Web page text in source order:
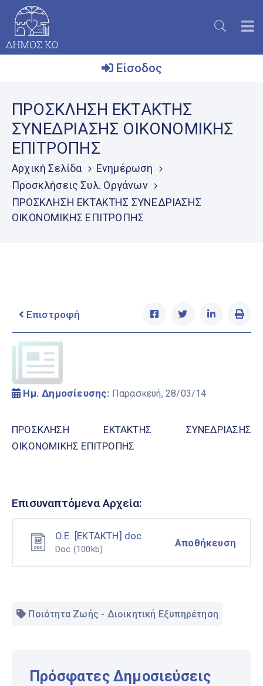
Δήμος
Το
Νησί
Ενημέρωση
Επικοινωνία
Μητρώο
Είσοδος
ΠΡΟΣΚΛΗΣΗ EKTAKTHΣ
ΣΥΝΕΔΡΙΑΣΗΣ ΟΙΚΟΝΟΜΙΚΗΣ
ΕΠΙΤΡΟΠΗΣ
Αρχική Σελίδα
Ενημέρωση
Προσκλήσεις Συλ. Οργάνων
ΠΡΟΣΚΛΗΣΗ EKTAKTHΣ ΣΥΝΕΔΡΙΑΣΗΣ
ΟΙΚΟΝΟΜΙΚΗΣ ΕΠΙΤΡΟΠΗΣ
Επιστροφή
Ημ. Δημοσίευσης: Παρασκευή, 28/03/14
ΠΡΟΣΚΛΗΣΗ EKTAKTHΣ ΣΥΝΕΔΡΙΑΣΗΣ
ΟΙΚΟΝΟΜΙΚΗΣ ΕΠΙΤΡΟΠΗΣ
Επισυναπτόμενα Αρχεία:
O.E. [EΚΤΑΚΤΗ].doc
Doc (100kb)
Αποθήκευση
Ποιότητα Ζωής - Διοικητική Εξυπηρέτηση
Πρόσφατες Δημοσιεύσεις